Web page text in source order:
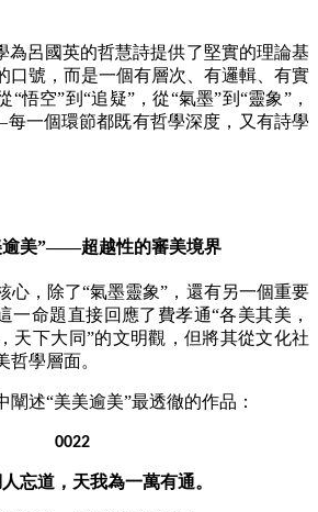
為呂國英的哲慧詩提供了堅實的理論基
口號，而是一個有層次、有邏輯、有實
悟空”到“追疑”，從“氣墨”到“靈象”，
一個環節都既有哲學深度，又有詩學
逾美”——超越性的審美境界
心，除了“氣墨靈象”，還有另一個重要
一命題直接回應了費孝通“各美其美，
天下大同”的文明觀，但將其從文化社
哲學層面。
闡述“美美逾美”最透徹的作品：
0022
忘道，天我為一萬有通。